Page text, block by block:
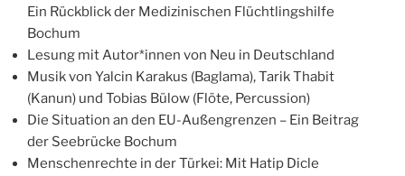
Ein Rückblick der Medizinischen Flüchtlingshilfe
Bochum
Lesung mit Autor*innen von Neu in Deutschland
Musik von Yalcin Karakus (Baglama), Tarik Thabit
(Kanun) und Tobias Bülow (Flöte, Percussion)
Die Situation an den EU-Außengrenzen – Ein Beitrag
der Seebrücke Bochum
Menschenrechte in der Türkei: Mit Hatip Dicle